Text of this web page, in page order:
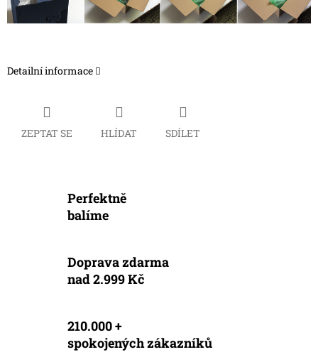
Detailní informace
ZEPTAT SE HLÍDAT SDÍLET
Perfektně
balíme
Doprava zdarma
nad 2.999 Kč
210.000 +
spokojených zákazníků